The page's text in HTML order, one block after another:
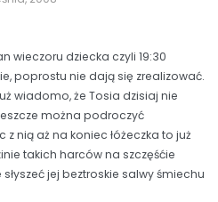
wieczoru dziecka czyli 19:30
poprostu nie dają się zrealizować.
wiadomo, że Tosia dzisiaj nie
można podroczyć
nią aż na koniec łóżeczka to już
takich harców na szczęśćie
jej beztroskie salwy śmiechu